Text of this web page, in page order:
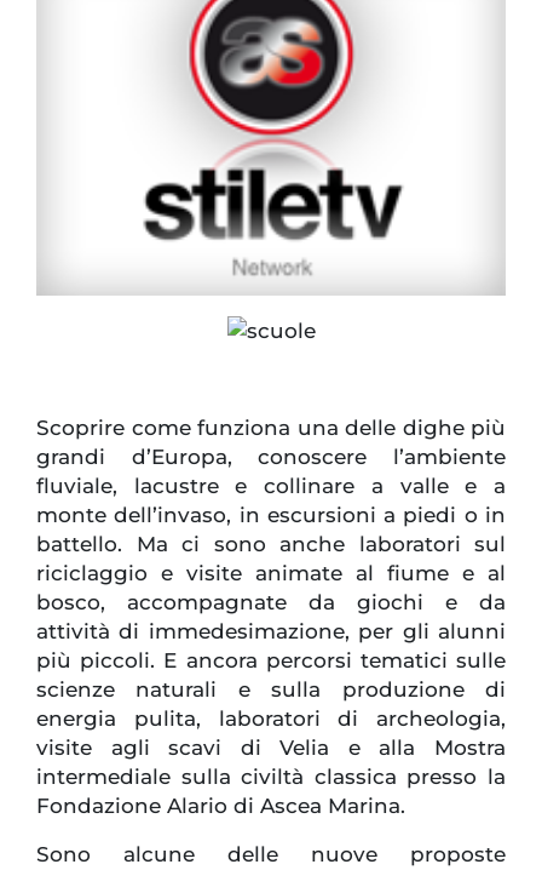
Scoprire come funziona una delle dighe più
grandi d’Europa, conoscere l’ambiente
fluviale, lacustre e collinare a valle e a
monte dell’invaso, in escursioni a piedi o in
battello. Ma ci sono anche laboratori sul
riciclaggio e visite animate al fiume e al
bosco, accompagnate da giochi e da
attività di immedesimazione, per gli alunni
più piccoli. E ancora percorsi tematici sulle
scienze naturali e sulla produzione di
energia pulita, laboratori di archeologia,
visite agli scavi di Velia e alla Mostra
intermediale sulla civiltà classica presso la
Fondazione Alario di Ascea Marina.
Sono alcune delle nuove proposte